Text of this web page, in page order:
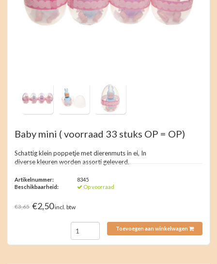
Baby mini ( voorraad 33 stuks OP = OP)
Schattig klein poppetje met dierenmuts in ei, In
diverse kleuren worden assorti geleverd.
Artikelnummer:
8345
Beschikbaarheid:
Op voorraad
€3,65 €2,50incl. btw
Toevoegen aan winkelwagen